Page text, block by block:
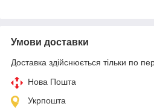
Умови доставки
Доставка здійснюється тільки по
Нова Пошта
Укрпошта